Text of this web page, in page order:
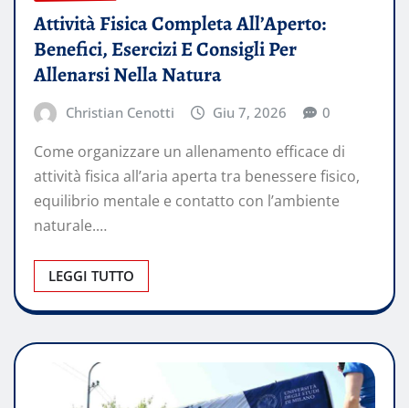
Attività Fisica Completa All’Aperto:
Benefici, Esercizi E Consigli Per
Allenarsi Nella Natura
Christian Cenotti Giu 7, 2026 0
Come organizzare un allenamento efficace di
attività fisica all’aria aperta tra benessere fisico,
equilibrio mentale e contatto con l’ambiente
naturale.…
LEGGI TUTTO